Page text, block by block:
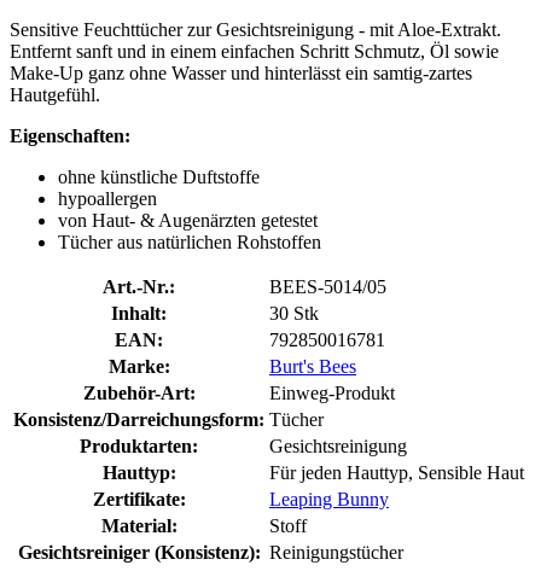
Sensitive Feuchttücher zur Gesichtsreinigung - mit Aloe-Extrakt.
Entfernt sanft und in einem einfachen Schritt Schmutz, Öl sowie
Make-Up ganz ohne Wasser und hinterlässt ein samtig-zartes
Hautgefühl.
Eigenschaften:
ohne künstliche Duftstoffe
hypoallergen
von Haut- & Augenärzten getestet
Tücher aus natürlichen Rohstoffen
Art.-Nr.:
BEES-5014/05
Inhalt:
30 Stk
EAN:
792850016781
Marke:
Burt's Bees
Zubehör-Art:
Einweg-Produkt
Konsistenz/Darreichungsform: Tücher
Produktarten:
Gesichtsreinigung
Hauttyp:
Für jeden Hauttyp, Sensible Haut
Zertifikate:
Leaping Bunny
Material:
Stoff
Gesichtsreiniger (Konsistenz): Reinigungstücher